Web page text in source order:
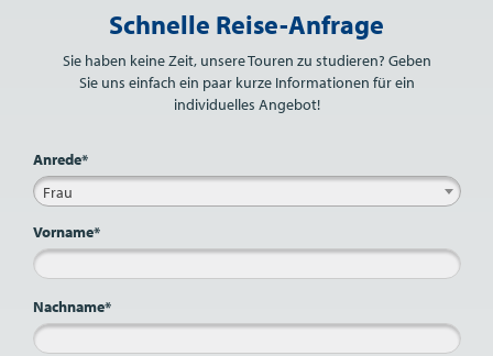
Schnelle Reise-Anfrage
Sie haben keine Zeit, unsere Touren zu studieren? Geben
Sie uns einfach ein paar kurze Informationen für ein
individuelles Angebot!
Anrede*
Frau
Vorname*
Nachname*